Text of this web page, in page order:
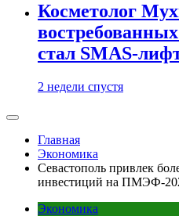
Косметолог
стал SMAS-
2 недели спустя
Главная
Экономика
Севастополь привлек
инвестиций на ПМЭФ-
Экономика